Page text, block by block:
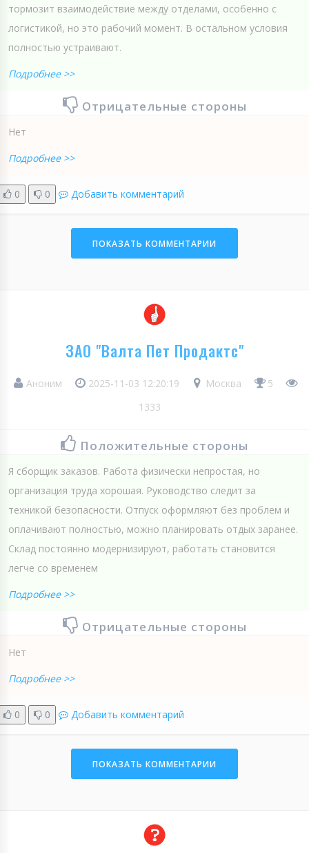
тормозит взаимодействие между отделами, особенно с
логистикой, но это рабочий момент. В остальном условия
полностью устраивают.
Подробнее >>
Отрицательные стороны
Нет
Подробнее >>
0 0 Добавить комментарий
ПОКАЗАТЬ КОММЕНТАРИИ
ЗАО "Валта Пет Продактс"
Аноним 2025-11-03 12:20:19 Москва
5
1333
Положительные стороны
Я сборщик заказов. Работа физически непростая, но
организация труда хорошая. Руководство следит за
техникой безопасности. Отпуск оформляют без проблем и
оплачивают полностью, можно планировать отдых заранее.
Склад постоянно модернизируют, работать становится
легче со временем
Подробнее >>
Отрицательные стороны
Нет
Подробнее >>
0 0 Добавить комментарий
ПОКАЗАТЬ КОММЕНТАРИИ